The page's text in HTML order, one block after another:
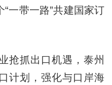
一带一路”共建国家订
抓出口机遇，泰州
计划，强化与口岸海